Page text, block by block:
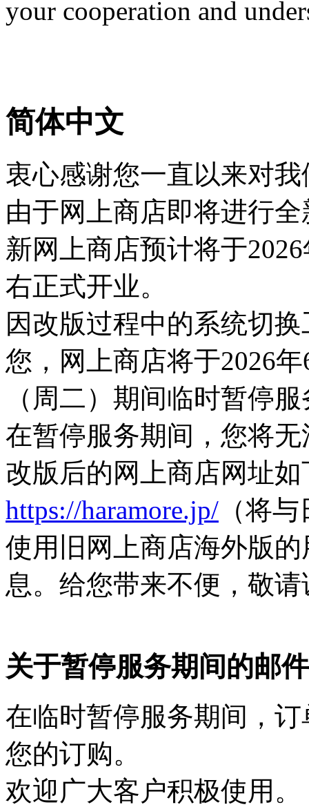
your cooperation and
简体中文
衷心感谢您一直以来对
由于网上商店即将进行
新网上商店预计将于
右正式开业。
因改版过程中的系统切
您，网上商店将于2026
（周二）期间临时暂停
在暂停服务期间，您将
改版后的网上商店网址如
https://haramore.jp/ （将
使用旧网上商店海外版
息。给您带来不便，敬请
关于暂停服务期间的邮
在临时暂停服务期间，
您的订购。
欢迎广大客户积极使用。